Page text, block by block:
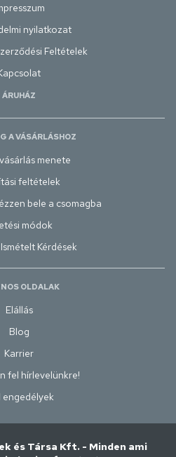
nyilatkozat
Feltételek
ÁRUHÁZ
A VÁSÁRLÁSHOZ
menete
feltételek
bele a csomagba
módok
Kérdések
OLDALAK
Elállás
Blog
Karrier
fel hírlevelünkre!
engedélyek
és Társa Kft. - Minden ami